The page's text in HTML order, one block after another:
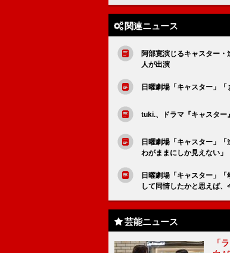
関連ニュース
阿部寛演じるキャスター
人が出演
日曜劇場「キャスター」
tuki.、ドラマ『キャスター
日曜劇場「キャスター」
わがままにしか見えない」
日曜劇場「キャスター」
して同情したかと思えば、
芸能ニュース
「